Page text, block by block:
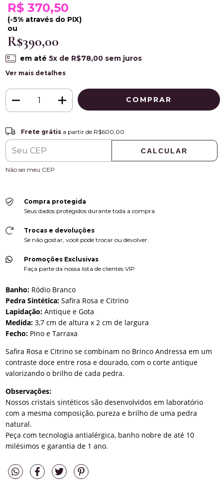
R$ 370,50
(-5% através do PIX)
ou
R$390,00
em até5x de R$78,00 sem juros
Ver mais detalhes
Frete grátis R$600,00
Entregas para o CEP: ALTERAR CEP
Frete grátis a partir de R$600,00
CALCULAR
Não sei meu CEP
Compra protegida
Seus dados protegidos durante toda a compra.
Trocas e devoluções
Se não gostar, você pode trocar ou devolver.
Promoções Exclusivas
Faça parte da nossa lista de clientes VIP
Banho: Ródio Branco
Pedra Sintética: Safira Rosa e Citrino
Lapidação: Antique e Gota
Medida: 3,7 cm de altura x 2 cm de largura
Fecho: Pino e Tarraxa
Safira Rosa e Citrino se combinam no Brinco Andressa em um
contraste doce entre rosa e dourado, com o corte antique
valorizando o brilho de cada pedra.
Observações:
Nossos cristais sintéticos são desenvolvidos em laboratório
com a mesma composição, pureza e brilho de uma pedra
natural.
Peça com tecnologia antialérgica, banho nobre de até 10
milésimos e garantia de 1 ano.